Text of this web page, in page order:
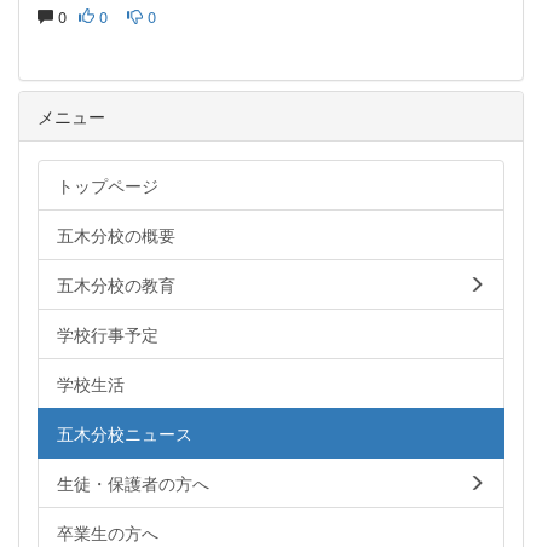
0 0 0
メニュー
トップページ
五木分校の概要
五木分校の教育
学校行事予定
学校生活
五木分校ニュース
生徒・保護者の方へ
卒業生の方へ